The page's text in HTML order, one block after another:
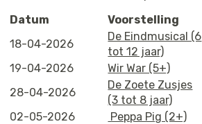
Datum
Voorstelling
18-04-2026
De Eindmusical (6
tot 12 jaar)
19-04-2026
Wir War (5+)
28-04-2026
De Zoete Zusjes
(3 tot 8 jaar)
02-05-2026
Peppa Pig (2+)